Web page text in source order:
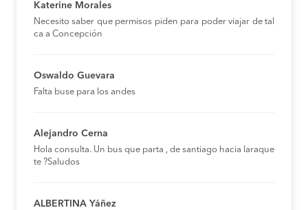
Katerine Morales
Necesito saber que permisos piden para poder viajar de tal
ca a Concepción
Oswaldo Guevara
Falta buse para los andes
Alejandro Cerna
Hola consulta. Un bus que parta , de santiago hacia laraque
te ?Saludos
ALBERTINA Yáñez